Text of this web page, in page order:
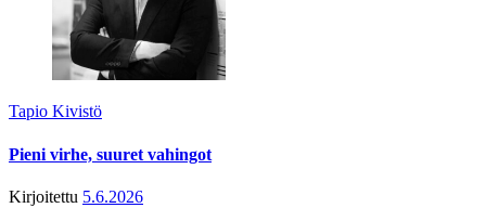
Tapio Kivistö
Pieni virhe, suuret vahingot
Kirjoitettu 5.6.2026